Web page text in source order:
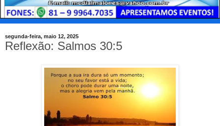
segunda-feira, maio 12, 2025
Reflexão: Salmos 30:5